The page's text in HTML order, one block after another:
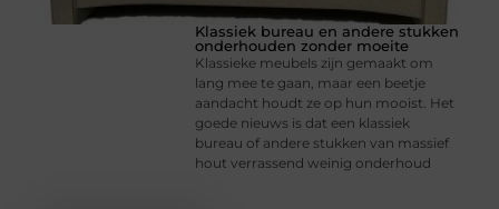
Klassiek bureau en andere stukken
onderhouden zonder moeite
Klassieke meubels zijn gemaakt om
lang mee te gaan, maar een beetje
aandacht houdt ze op hun mooist. Het
goede nieuws is dat een klassiek
bureau of andere stukken van massief
hout verrassend weinig onderhoud